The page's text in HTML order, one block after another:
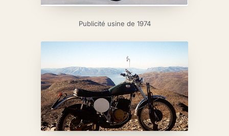
Publicité usine de 1974